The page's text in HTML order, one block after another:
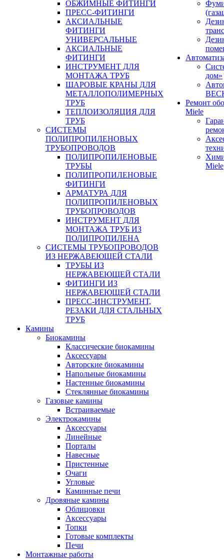
ОБЖИМНЫЕ ФИТИНГИ
ПРЕСС-ФИТИНГИ
АКСИАЛЬНЫЕ
ФИТИНГИ
УНИВЕРСАЛЬНЫЕ
АКСИАЛЬНЫЕ
ФИТИНГИ
ИНСТРУМЕНТ ДЛЯ
МОНТАЖА ТРУБ
ШАРОВЫЕ КРАНЫ ДЛЯ
МЕТАЛЛОПОЛИМЕРНЫХ
ТРУБ
ТЕПЛОИЗОЛЯЦИЯ ДЛЯ
ТРУБ
СИСТЕМЫ
ПОЛИПРОПИЛЕНОВЫХ
ТРУБОПРОВОДОВ
ПОЛИПРОПИЛЕНОВЫЕ
ТРУБЫ
ПОЛИПРОПИЛЕНОВЫЕ
ФИТИНГИ
АРМАТУРА ДЛЯ
ПОЛИПРОПИЛЕНОВЫХ
ТРУБОПРОВОДОВ
ИНСТРУМЕНТ ДЛЯ
МОНТАЖА ТРУБ ИЗ
ПОЛИПРОПИЛЕНА
СИСТЕМЫ ТРУБОПРОВОДОВ
ИЗ НЕРЖАВЕЮЩЕЙ СТАЛИ
ТРУБЫ ИЗ
НЕРЖАВЕЮЩЕЙ СТАЛИ
ФИТИНГИ ИЗ
НЕРЖАВЕЮЩЕЙ СТАЛИ
ПРЕСС-ИНСТРУМЕНТ,
РЕЗАКИ ДЛЯ СТАЛЬНЫХ
ТРУБ
Камины
Биокамины
Классические биокамины
Аксессуары
Авторские биокамины
Напольные биокамины
Настенные биокамины
Стеклянные биокамины
Газовые камины
Встраиваемые
Электрокамины
Аксессуары
Линейные
Порталы
Навесные
Пристенные
Очаги
Угловые
Каминные печи
Дровяные камины
Облицовки
Аксессуары
Топки
Готовые комплекты
Печи
Монтажные работы
дом»
Ремонт
Miele
Miele